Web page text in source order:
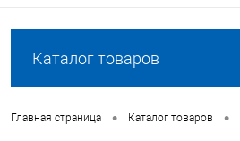
Каталог товаров
Главная страница • Каталог товаров •